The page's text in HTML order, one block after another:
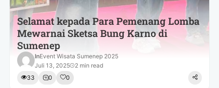
Selamat kepada Para Pemenang Lomba
Mewarnai Sketsa Bung Karno di
Sumenep
InEvent Wisata Sumenep 2025
Juli 13, 2025
2 min read
33
0 0